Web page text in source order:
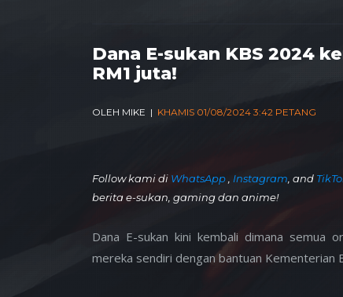
Dana E-sukan KBS 2024
RM1 juta!
OLEH MIKE | KHAMIS 01/08/2024 3:42 PETANG
Follow kami di WhatsApp Instagram , and
berita e-sukan, gaming dan anime!
Dana E-sukan kini kembali dimana semua
mereka sendiri dengan bantuan Kementerian